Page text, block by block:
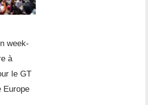
week-
à
le GT
Europe